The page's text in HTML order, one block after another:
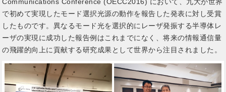
で初めて実現したモード選択光源の動作を報告した発表に対し受賞
したものです。異なるモード光を選択的にレーザ発振する半導体レ
ーザの実現に成功した報告例はこれまでになく、将来の情報通信量
の飛躍的向上に貢献する研究成果として世界から注目されました。